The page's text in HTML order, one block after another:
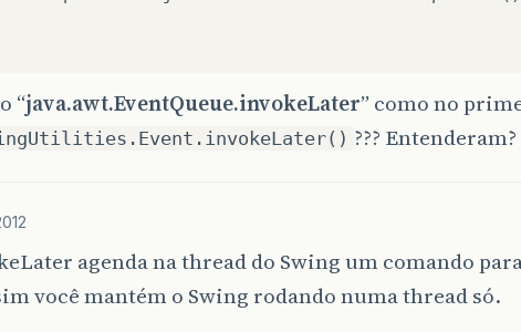
“java.awt.EventQueue.invokeLater” como no
??? Entenderam?
agenda na thread do Swing um comando
você mantém o Swing rodando numa thread só.